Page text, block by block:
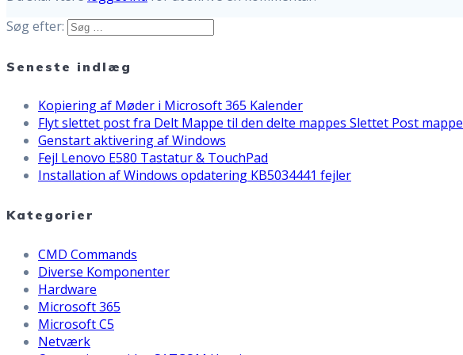
Søg efter:
Seneste indlæg
Kopiering af Møder i Microsoft 365 Kalender
Flyt slettet post fra Delt Mappe til den delte mappes Slettet Post mappe
Genstart aktivering af Windows
Fejl Lenovo E580 Tastatur & TouchPad
Installation af Windows opdatering KB5034441 fejler
Kategorier
CMD Commands
Diverse Komponenter
Hardware
Microsoft 365
Microsoft C5
Netværk